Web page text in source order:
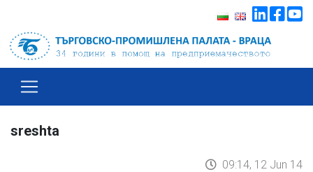
sreshta
09:14, 12 Jun 14